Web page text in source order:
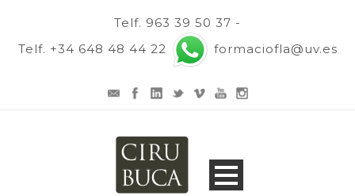
Telf. 963 39 50 37 -
Telf. +34 648 48 44 22
formaciofla@uv.es